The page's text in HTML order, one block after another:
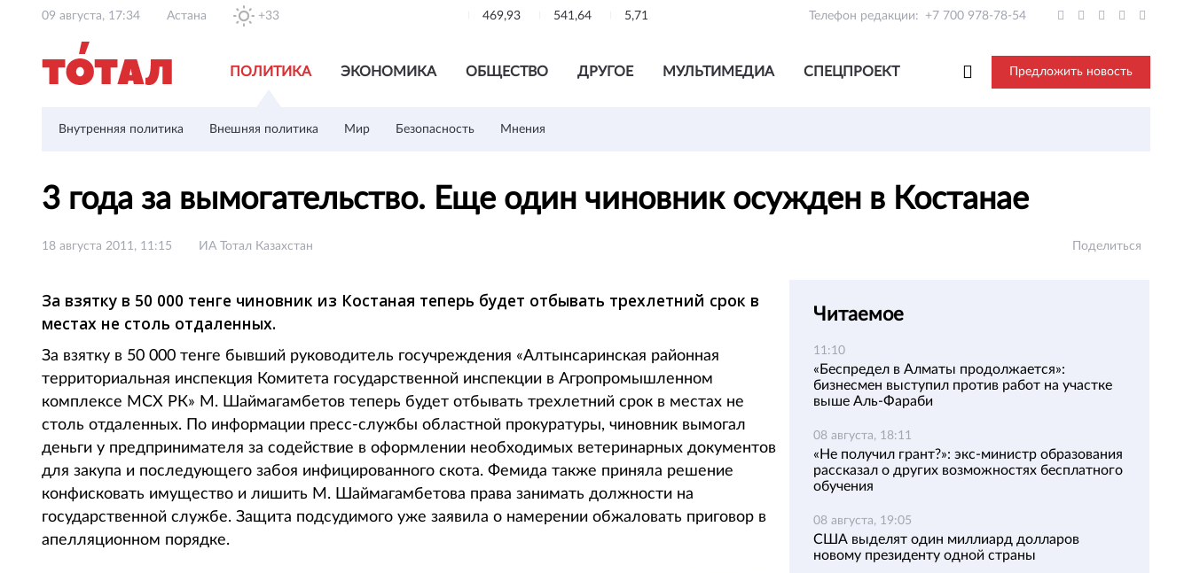
09 августа, 17:34 Астана +33 469,93 541,64 5,71 Телефон редакции: +7 700 978-78-54
ПОЛИТИКА ЭКОНОМИКА ОБЩЕСТВО ДРУГОЕ МУЛЬТИМЕДИА СПЕЦПРОЕКТ Предложить новость
Внутренняя политика Внешняя политика Мир Безопасность Мнения
3 года за вымогательство. Еще один чиновник осужден в Костанае
18 августа 2011, 11:15 ИА Тотал Казахстан Поделиться
За взятку в 50 000 тенге чиновник из Костаная теперь будет отбывать трехлетний срок в
местах не столь отдаленных.
За взятку в 50 000 тенге бывший руководитель госучреждения «Алтынсаринская районная
территориальная инспекция Комитета государственной инспекции в Агропромышленном
комплексе МСХ РК» М. Шаймагамбетов теперь будет отбывать трехлетний срок в местах не
столь отдаленных. По информации пресс-службы областной прокуратуры, чиновник вымогал
деньги у предпринимателя за содействие в оформлении необходимых ветеринарных документов
для закупа и последующего забоя инфицированного скота. Фемида также приняла решение
конфисковать имущество и лишить М. Шаймагамбетова права занимать должности на
государственной службе. Защита подсудимого уже заявила о намерении обжаловать приговор в
апелляционном порядке.
Читаемое
11:10
«Беспредел в Алматы продолжается»:
бизнесмен выступил против работ на участке
выше Аль-Фараби
08 августа, 18:11
«Не получил грант?»: экс-министр образования
рассказал о других возможностях бесплатного
обучения
08 августа, 19:05
США выделят один миллиард долларов
новому президенту одной страны